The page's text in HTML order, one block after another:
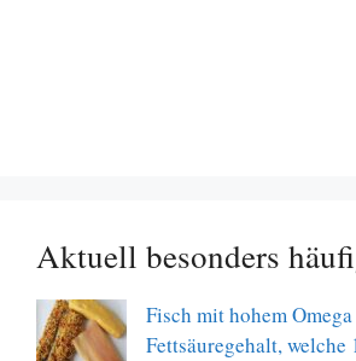
Aktuell besonders
Fisch mit hohem Omega
Fettsäuregehalt, welche